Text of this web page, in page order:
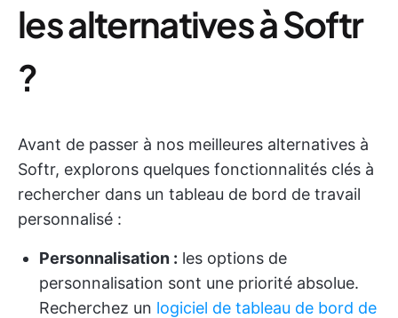
les alternatives à Softr
?
Avant de passer à nos meilleures alternatives à
Softr, explorons quelques fonctionnalités clés à
rechercher dans un tableau de bord de travail
personnalisé :
Personnalisation : les options de
personnalisation sont une priorité absolue.
Recherchez un logiciel de tableau de bord de